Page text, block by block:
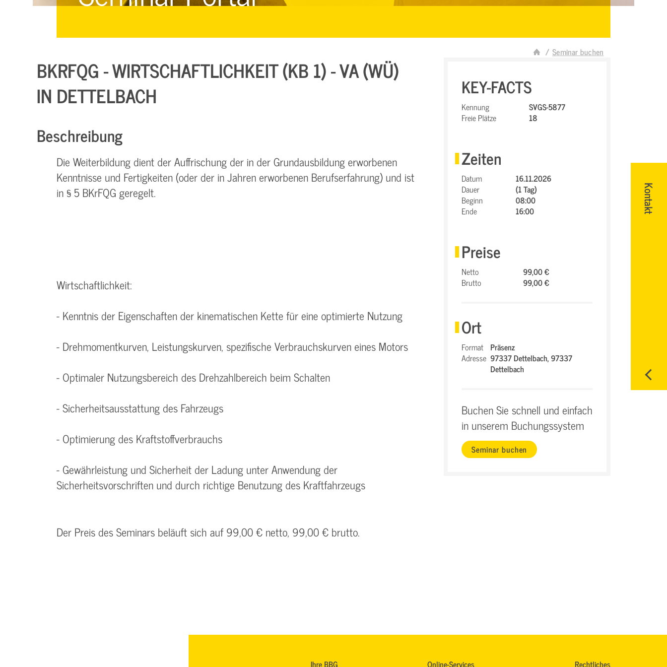
Seminar buchen
Kontakt
BKRFQG - WIRTSCHAFTLICHKEIT (KB 1) - VA (WÜ)
IN DETTELBACH
Beschreibung
Die Weiterbildung dient der Auffrischung der in der Grundausbildung erworbenen
Kenntnisse und Fertigkeiten (oder der in Jahren erworbenen Berufserfahrung) und ist
in § 5 BKrFQG geregelt.
Wirtschaftlichkeit:
- Kenntnis der Eigenschaften der kinematischen Kette für eine optimierte Nutzung
- Drehmomentkurven, Leistungskurven, spezifische Verbrauchskurven eines Motors
- Optimaler Nutzungsbereich des Drehzahlbereich beim Schalten
- Sicherheitsausstattung des Fahrzeugs
- Optimierung des Kraftstoffverbrauchs
- Gewährleistung und Sicherheit der Ladung unter Anwendung der
Sicherheitsvorschriften und durch richtige Benutzung des Kraftfahrzeugs
Der Preis des Seminars beläuft sich auf 99,00 € netto, 99,00 € brutto.
KEY-FACTS
Kennung
SVGS-5877
Freie Plätze
18
Zeiten
Datum
16.11.2026
Dauer
(1 Tag)
Beginn
08:00
Ende
16:00
Preise
Netto
99,00 €
Brutto
99,00 €
Ort
Format Präsenz
Adresse 97337 Dettelbach,97337
Dettelbach
Buchen Sie schnell und einfach
in unserem Buchungssystem
Seminar buchen
Ihre BBG Online-Services Rechtliches